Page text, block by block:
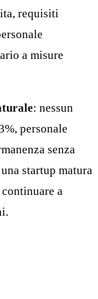
requisiti
a misure
: nessun
personale
senza
startup matura
a